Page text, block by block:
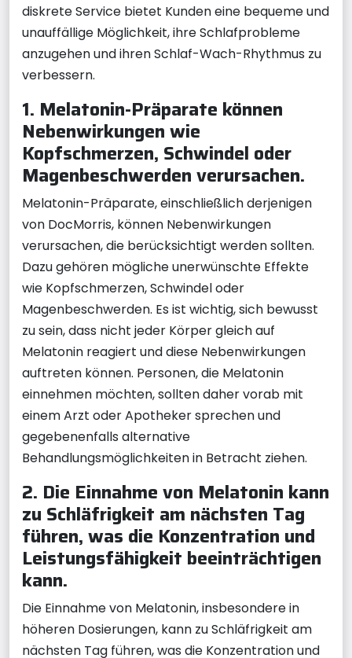
diskrete Service bietet Kunden eine bequeme und
unauffällige Möglichkeit, ihre Schlafprobleme
anzugehen und ihren Schlaf-Wach-Rhythmus zu
verbessern.
1. Melatonin-Präparate können
Nebenwirkungen wie
Kopfschmerzen, Schwindel oder
Magenbeschwerden verursachen.
Melatonin-Präparate, einschließlich derjenigen
von DocMorris, können Nebenwirkungen
verursachen, die berücksichtigt werden sollten.
Dazu gehören mögliche unerwünschte Effekte
wie Kopfschmerzen, Schwindel oder
Magenbeschwerden. Es ist wichtig, sich bewusst
zu sein, dass nicht jeder Körper gleich auf
Melatonin reagiert und diese Nebenwirkungen
auftreten können. Personen, die Melatonin
einnehmen möchten, sollten daher vorab mit
einem Arzt oder Apotheker sprechen und
gegebenenfalls alternative
Behandlungsmöglichkeiten in Betracht ziehen.
2. Die Einnahme von Melatonin kann
zu Schläfrigkeit am nächsten Tag
führen, was die Konzentration und
Leistungsfähigkeit beeinträchtigen
kann.
Die Einnahme von Melatonin, insbesondere in
höheren Dosierungen, kann zu Schläfrigkeit am
nächsten Tag führen, was die Konzentration und